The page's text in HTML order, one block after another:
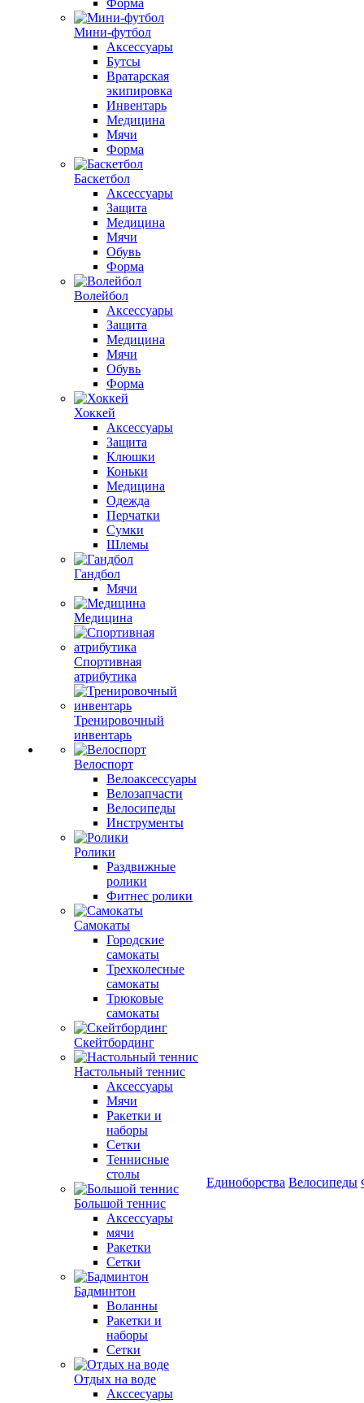
Форма
Мини-футбол
Аксессуары
Бутсы
Вратарская
экипировка
Инвентарь
Медицина
Мячи
Форма
Баскетбол
Аксессуары
Защита
Медицина
Мячи
Обувь
Форма
Волейбол
Аксессуары
Защита
Медицина
Мячи
Обувь
Форма
Хоккей
Аксессуары
Защита
Клюшки
Коньки
Медицина
Одежда
Перчатки
Сумки
Шлемы
Гандбол
Мячи
Медицина
Спортивная
атрибутика
Тренировочный
инвентарь
Велоспорт
Велоаксессуары
Велозапчасти
Велосипеды
Инструменты
Ролики
Раздвижные
ролики
Фитнес ролики
Самокаты
Городские
самокаты
Трехколесные
самокаты
Трюковые
самокаты
Скейтбординг
Настольный теннис
Аксессуары
Мячи
Ракетки и
наборы
Сетки
Теннисные
столы
Большой теннис
Аксессуары
мячи
Ракетки
Сетки
Бадминтон
Воланны
Ракетки и
наборы
Сетки
Отдых на воде
Акссесуары
Единоборства Велосипеды